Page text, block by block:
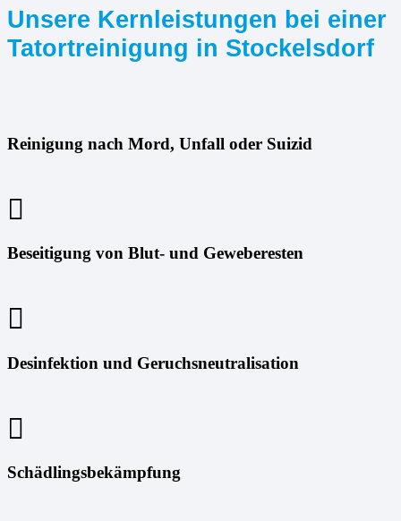
Unsere Kernleistungen bei einer
Tatortreinigung in Stockelsdorf
Reinigung nach Mord, Unfall oder Suizid
Beseitigung von Blut- und Geweberesten
Desinfektion und Geruchsneutralisation
Schädlingsbekämpfung